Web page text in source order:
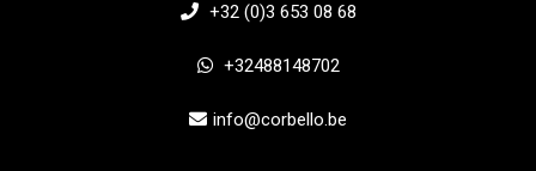
+32 (0)3 653 08 68
+32488148702
info@corbello.be